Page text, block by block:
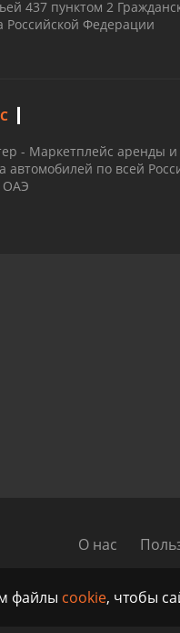
437 пунктом 2
Российской Федерации
- Маркетплейс аренды и
автомобилей по всей
ОАЭ
О нас
©
файлы cookie, чтобы